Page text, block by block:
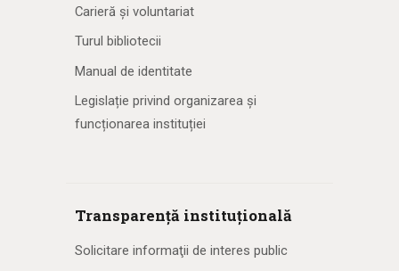
Carieră și voluntariat
Turul bibliotecii
Manual de identitate
Legislație privind organizarea și
funcționarea instituției
Transparență instituțională
Solicitare informaţii de interes public